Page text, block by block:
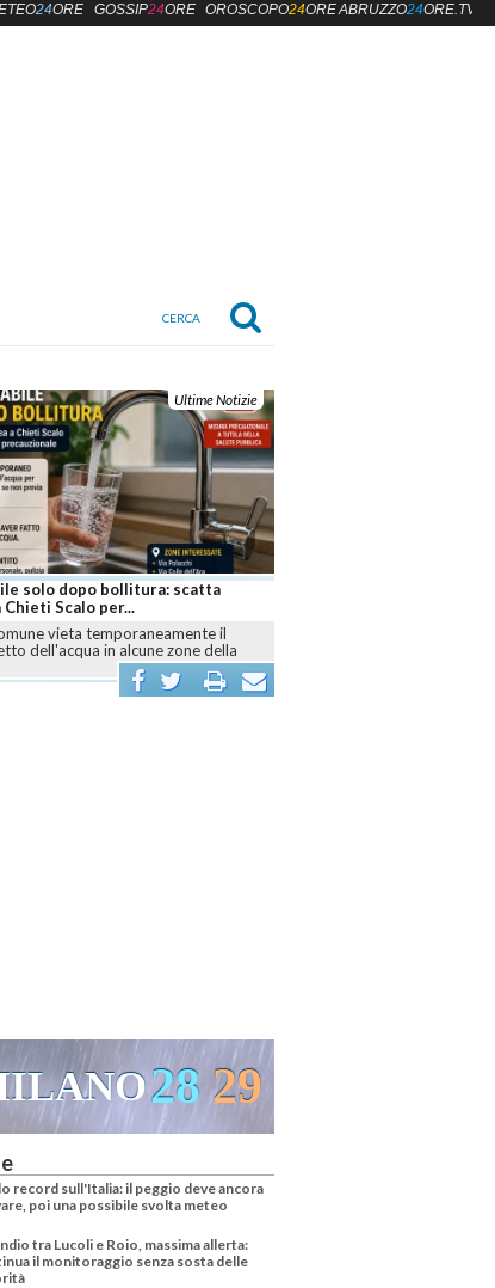
Ultime Notizie
solo dopo bollitura: scatta
Scalo per...
vieta temporaneamente il
dell'acqua in alcune zone della
28 29
record sull'Italia: il peggio deve ancora
poi una possibile svolta meteo
tra Lucoli e Roio, massima allerta:
il monitoraggio senza sosta delle
24ORE GOSSIP24ORE OROSCOPO24OREABRUZZO24ORE.TV